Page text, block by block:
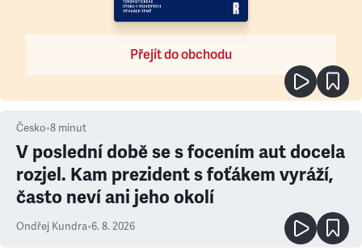
Přejít do obchodu
Česko•8 minut
V poslední době se s focením aut docela
rozjel. Kam prezident s foťákem vyráží,
často neví ani jeho okolí
Ondřej Kundra•6. 8. 2026